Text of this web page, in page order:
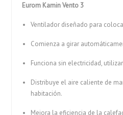
Eurom Kamin Vento 3
Ventilador diseñado para
Comienza a girar
Funciona sin electricidad,
Distribuye el aire caliente de
habitación.
Mejora la eficiencia de la